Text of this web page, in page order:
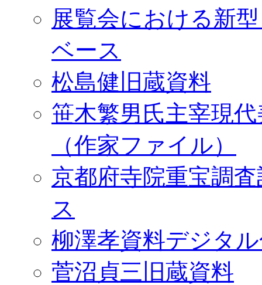
展覧会における新
ベース
松島健旧蔵資料
笹木繁男氏主宰現
（作家ファイル）
京都府寺院重宝調
ス
柳澤孝資料デジタ
菅沼貞三旧蔵資料